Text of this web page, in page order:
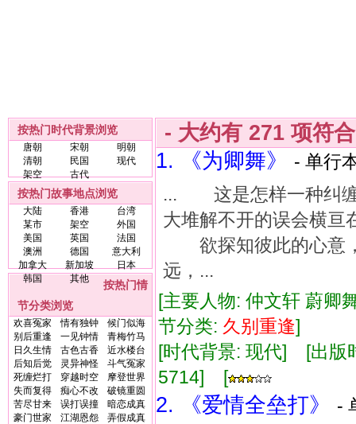
按热门时代背景浏览
唐朝 宋朝
明朝
清朝
民国
现代
架空
古代
按热门故事地点浏览
大陆 香港
台湾
某市
架空
外国
美国
英国
法国
澳洲
德国
意大利
加拿大
新加坡
日本
韩国
其他
按热门情
节分类浏览
欢喜冤家 情有独钟
候门似海
别后重逢
一见钟情
青梅竹马
日久生情
古色古香
近水楼台
后知后觉
灵异神怪
斗气冤家
死缠烂打
穿越时空
摩登世界
失而复得
痴心不改
破镜重圆
苦尽甘来
误打误撞
暗恋成真
豪门世家
江湖恩怨
弄假成真
- 大约有 271 项符
1. 《为卿舞》
- 单行
... 这是怎样一种
大堆解不开的误会横
欲探知彼此的心
远，...
[主要人物: 仲文轩 蔚
节分类: 久别 重逢]
[时代背景: 现代] [出
5714] [
2. 《爱情全垒打》
-